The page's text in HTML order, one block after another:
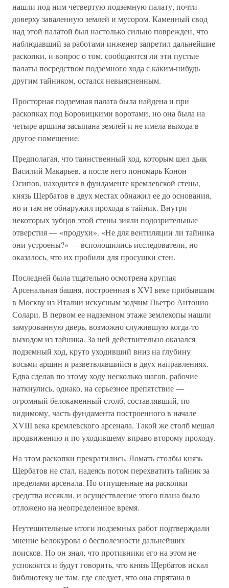
нашли под ним четвертую подземную палату, почти
доверху заваленную землей и мусором. Каменный свод
над этой палатой был настолько сильно поврежден, что
наблюдавший за работами инженер запретил дальнейшие
раскопки, и вопрос о том, сообщаются ли эти пустые
палаты посредством подземного хода с каким-нибудь
другим тайником, остался невыясненным.
Просторная подземная палата была найдена и при
раскопках под Боровицкими воротами, но она была на
четыре аршина засыпана землей и не имела выхода в
другое помещение.
Предполагая, что таинственный ход, которым шел дьяк
Василий Макарьев, а после него пономарь Конон
Осипов, находится в фундаменте кремлевской стены,
князь Щербатов в двух местах обнажил ее до основания,
но и там не обнаружил прохода в тайник. Внутри
некоторых зубцов этой стены зияли подозрительные
отверстия — «продухи». «Не для вентиляции ли тайника
они устроены?» — всполошились исследователи, но
оказалось, что их пробили для просушки стен.
Последней была тщательно осмотрена круглая
Арсенальная башня, построенная в XVI веке прибывшим
в Москву из Италии искусным зодчим Пьетро Антонио
Солари. В первом ее надземном этаже землекопы нашли
замурованную дверь, возможно служившую когда-то
выходом из тайника. За ней действительно оказался
подземный ход, круто уходивший вниз на глубину
восьми аршин и разветвлявшийся в двух направлениях.
Едва сделав по этому ходу несколько шагов, рабочие
наткнулись, однако, на серьезное препятствие —
огромный белокаменный столб, составлявший, по-
видимому, часть фундамента построенного в начале
XVIII века кремлевского арсенала. Такой же столб мешал
продвижению и по уходившему вправо второму проходу.
На этом раскопки прекратились. Ломать столбы князь
Щербатов не стал, надеясь потом перехватить тайник за
пределами арсенала. Но отпущенные на раскопки
средства иссякли, и осуществление этого плана было
отложено на неопределенное время.
Неутешительные итоги подземных работ подтверждали
мнение Белокурова о бесполезности дальнейших
поисков. Но он знал, что противники его на этом не
успокоятся и будут говорить, что князь Щербатов искал
библиотеку не там, где следует, что она спрятана в